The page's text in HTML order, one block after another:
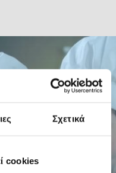
Σχετικά
cookies